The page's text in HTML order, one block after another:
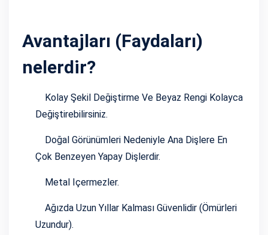
Avantajları (Faydaları)
nelerdir?
Kolay Şekil Değiştirme Ve Beyaz Rengi Kolayca
Değiştirebilirsiniz.
Doğal Görünümleri Nedeniyle Ana Dişlere En
Çok Benzeyen Yapay Dişlerdir.
Metal Içermezler.
Ağızda Uzun Yıllar Kalması Güvenlidir (ömürleri
Uzundur).